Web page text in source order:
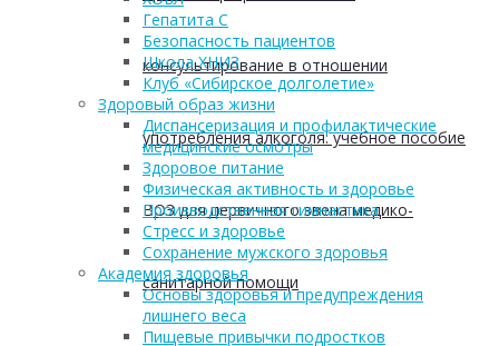
консультирование в отношении
употребления алкоголя: учебное пособие
ВОЗ для первичного звена медико-
санитарной помощи
Гепатита С
Безопасность пациентов
Школа ХНИЗ
Клуб «Сибирское долголетие»
Здоровый образ жизни
Диспансеризация и профилактические
медицинские осмотры
Здоровое питание
Физическая активность и здоровье
Производственная гимнастика
Стресс и здоровье
Сохранение мужского здоровья
Академия здоровья
Основы здоровья и предупреждения
лишнего веса
Пищевые привычки подростков